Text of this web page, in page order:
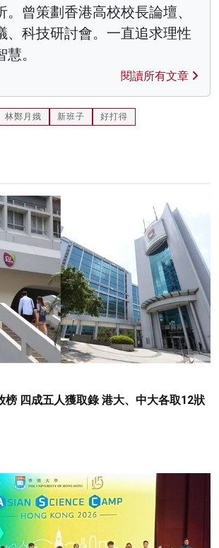
。曾策劃香港高校校長論壇、
、科技研討會。一直追求理性
。
閱讀所有文章
林鄭月娥 新班子 好打得
榜 四成五人獲取錄 港大、中大各取12狀